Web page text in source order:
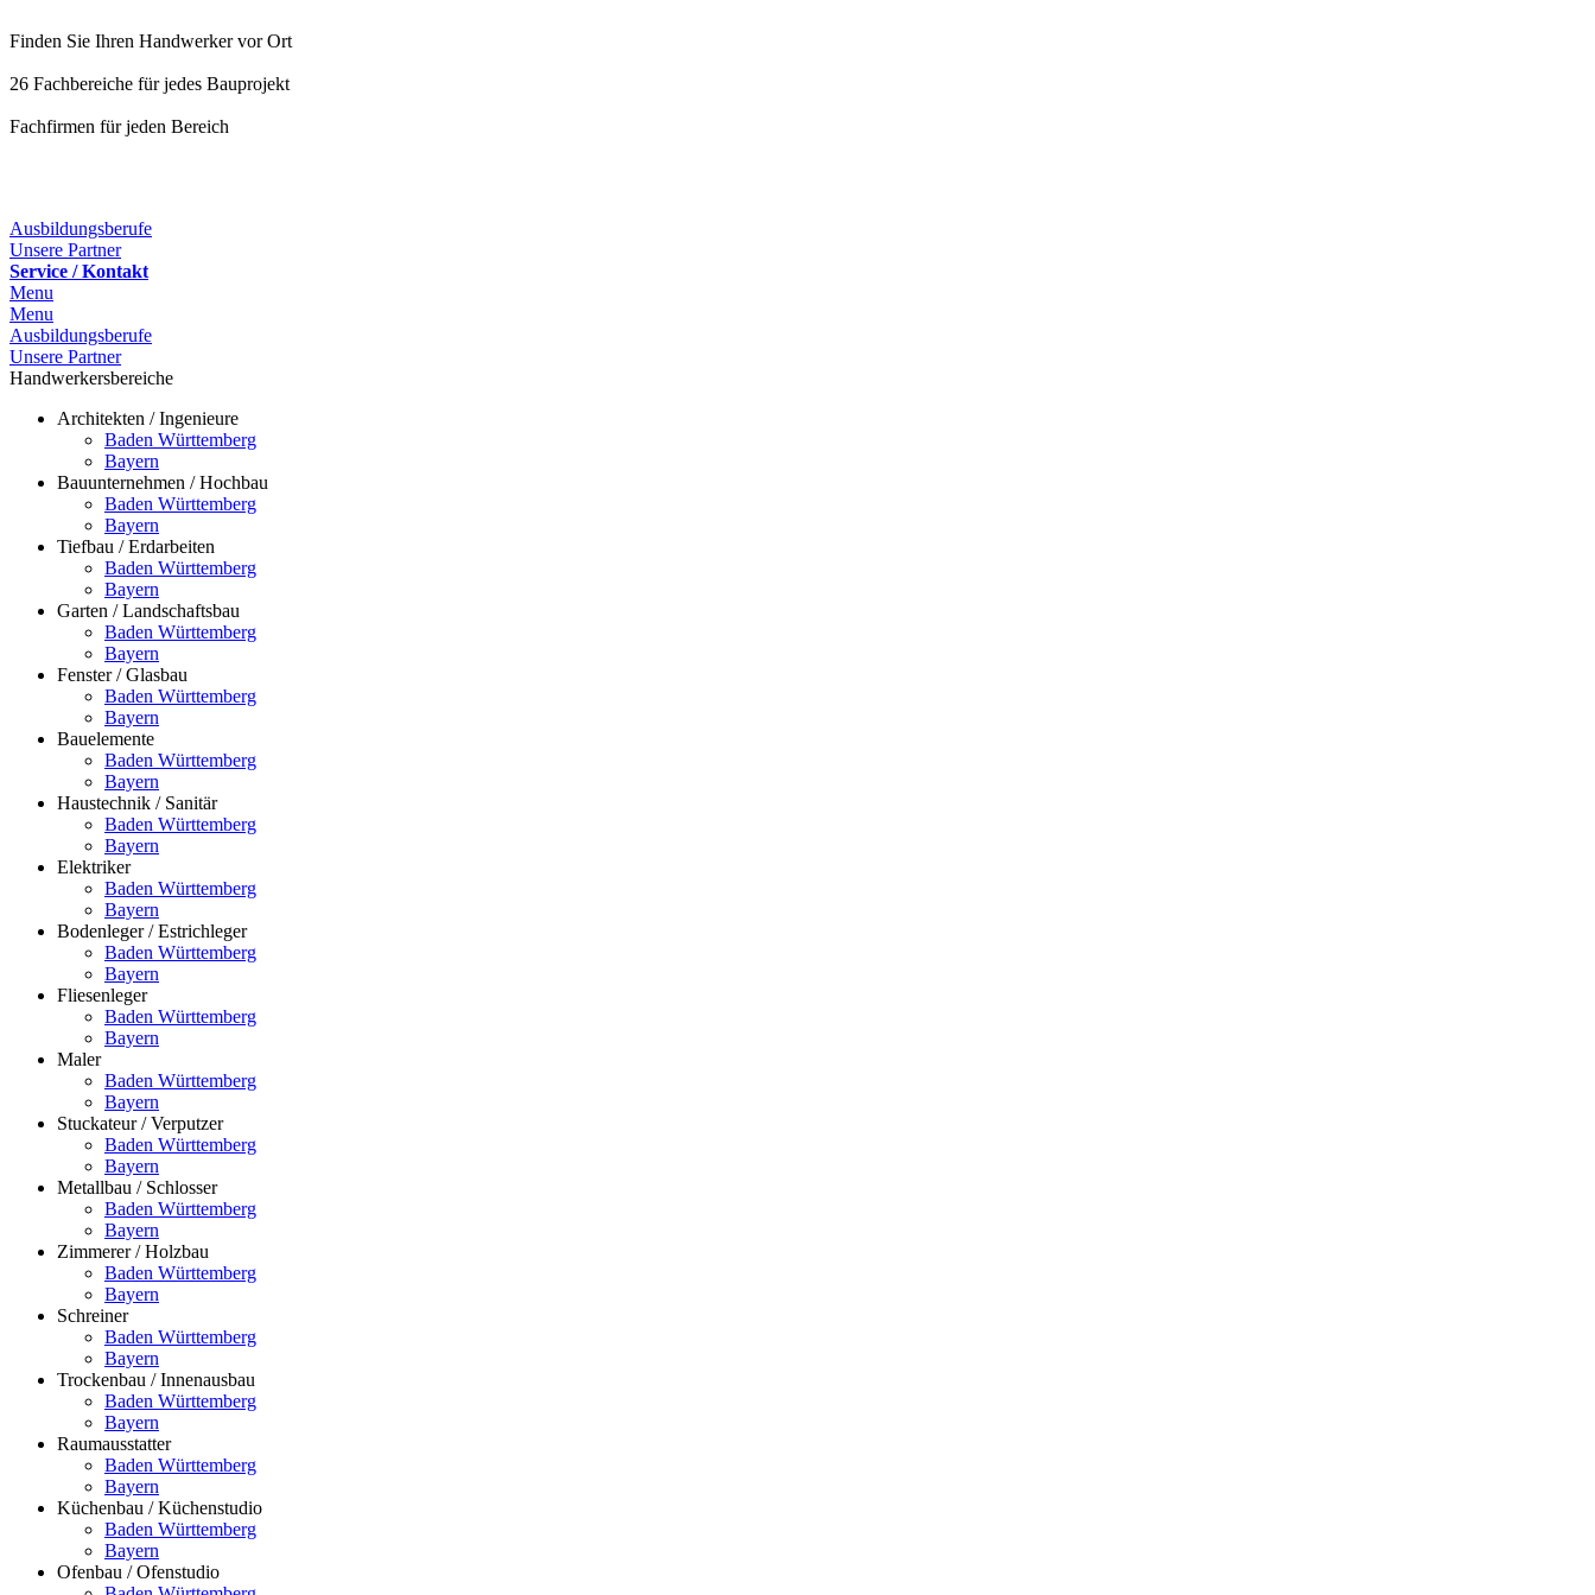
Finden Sie Ihren Handwerker vor Ort
26 Fachbereiche für jedes Bauprojekt
Fachfirmen für jeden Bereich
Ausbildungsberufe
Unsere Partner
Service / Kontakt
Menu
Menu
Ausbildungsberufe
Unsere Partner
Handwerkersbereiche
Architekten / Ingenieure
Baden Württemberg
Bayern
Bauunternehmen / Hochbau
Baden Württemberg
Bayern
Tiefbau / Erdarbeiten
Baden Württemberg
Bayern
Garten / Landschaftsbau
Baden Württemberg
Bayern
Fenster / Glasbau
Baden Württemberg
Bayern
Bauelemente
Baden Württemberg
Bayern
Haustechnik / Sanitär
Baden Württemberg
Bayern
Elektriker
Baden Württemberg
Bayern
Bodenleger / Estrichleger
Baden Württemberg
Bayern
Fliesenleger
Baden Württemberg
Bayern
Maler
Baden Württemberg
Bayern
Stuckateur / Verputzer
Baden Württemberg
Bayern
Metallbau / Schlosser
Baden Württemberg
Bayern
Zimmerer / Holzbau
Baden Württemberg
Bayern
Schreiner
Baden Württemberg
Bayern
Trockenbau / Innenausbau
Baden Württemberg
Bayern
Raumausstatter
Baden Württemberg
Bayern
Küchenbau / Küchenstudio
Baden Württemberg
Bayern
Ofenbau / Ofenstudio